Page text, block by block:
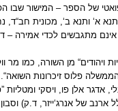
של הספר – המישור שבו
א‘ ותנא ב‘, מכונית חב“ד,
אינם מתגבשים לכדי אמירה
ויהודים“ מן השורה, כמו מר
פלוס זיכרונות
אדגר אלן פו, ויסקי
של אנרג‘ייזר, ד.ק) וסבון